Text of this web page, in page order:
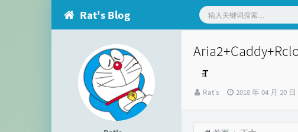
Rat's Blog
博
Rat's
发
时
间：
2018 年 04 月 20 日